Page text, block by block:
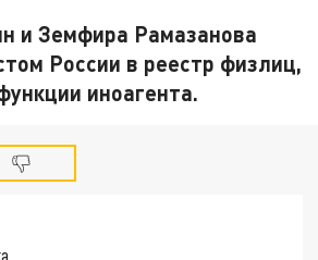
и Земфира Рамазанова
России в реестр физлиц,
иноагента.